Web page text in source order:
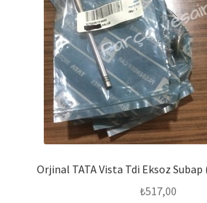
Orjinal TATA Vista Tdi Eksoz Subap
₺517,00